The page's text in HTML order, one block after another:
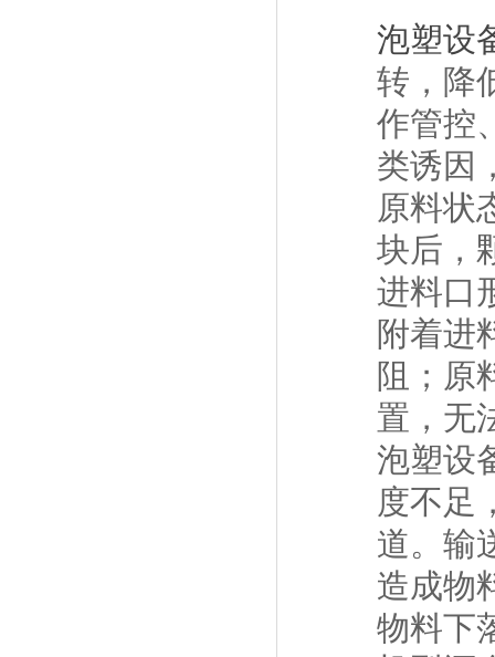
泡塑设
转，降
作管控
类诱因
原料状
块后，
进料口
附着进
阻；原
置，无
泡塑设
度不足
道。输
造成物
物料下